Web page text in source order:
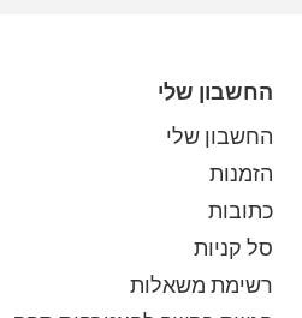
החשבון שלי
החשבון שלי
הזמנות
כתובות
סל קניות
רשימת משאלות